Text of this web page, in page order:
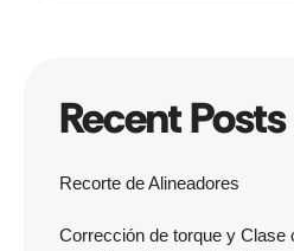
Recent Posts
Recorte de Alineadores
Corrección de torque y Clase